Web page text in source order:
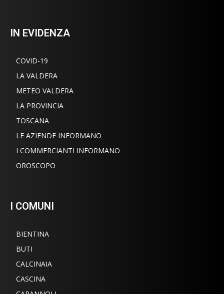
IN EVIDENZA
COVID-19
LA VALDERA
METEO VALDERA
LA PROVINCIA
TOSCANA
LE AZIENDE INFORMANO
I COMMERCIANTI INFORMANO
OROSCOPO
I COMUNI
BIENTINA
BUTI
CALCINAIA
CASCINA